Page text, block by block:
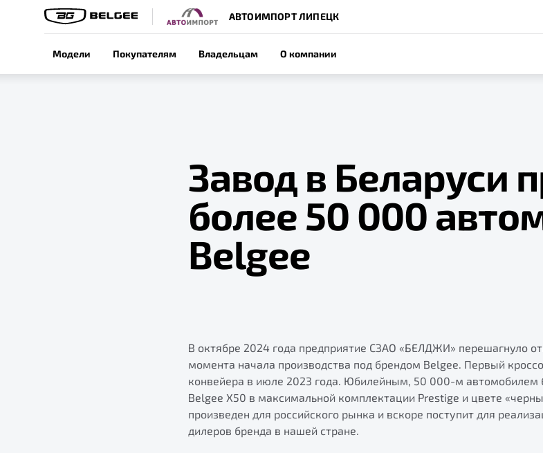
АВТОИМПОРТ ЛИПЕЦК
Модели Покупателям Владельцам О компании
Завод в Беларуси
более 50 000
Belgee
В октябре 2024 года предприятие СЗАО «БЕЛДЖИ» перешагнуло
момента начала производства под брендом Belgee. Первый
конвейера в июле 2023 года. Юбилейным, 50 000-м автомобилем
Belgee X50 в максимальной комплектации Prestige и цвете
произведен для российского рынка и вскоре поступит для
дилеров бренда в нашей стране.